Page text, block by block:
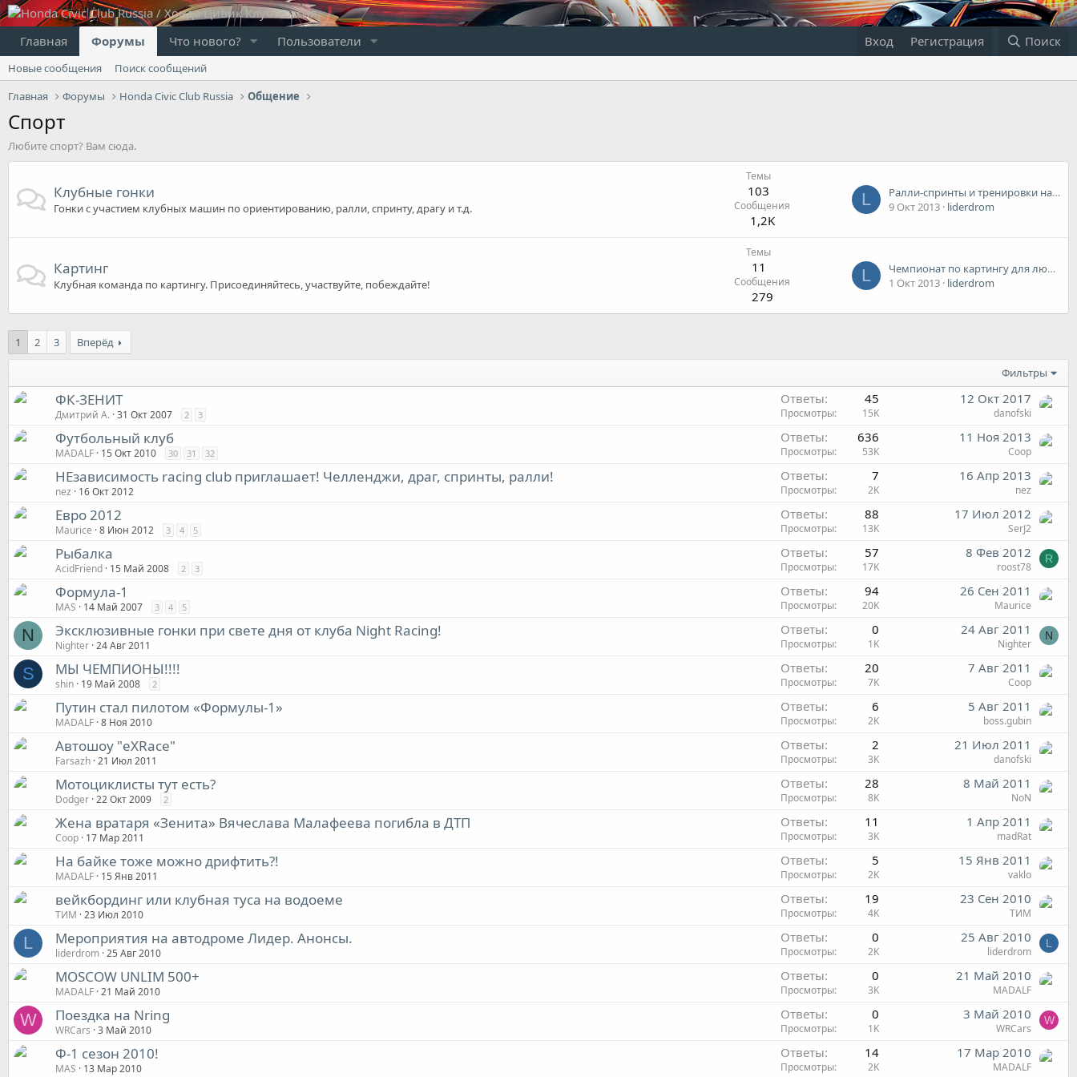
Главная Форумы Что нового? Пользователи Вход Регистрация Поиск
Новые сообщения
Поиск сообщений
Главная
Форумы Honda Civic Club Russia Общение
Спорт
Любите спорт? Вам сюда.
Клубные гонки
Гонки с участием клубных машин по ориентированию, ралли, спринту, драгу и т.д.
Темы
103
Сообщения
1,2K
L
Ралли-спринты и тренировки на Лидере
9 Окт 2013 liderdrom
Картинг
Клубная команда по картингу. Присоединяйтесь, участвуйте, побеждайте!
Темы
11
Сообщения
279
L
Чемпионат по картингу для любителей на автодроме Лидер
1 Окт 2013 liderdrom
1 2 3 Вперёд
Фильтры
ФК-ЗЕНИТ
Дмитрий А. 31 Окт 2007 2 3
Ответы 45
Просмотры 15K
12 Окт 2017
danofski
Футбольный клуб
MADALF 15 Окт 2010 30 31 32
Ответы 636
Просмотры 53K
11 Ноя 2013
Coop
НЕзависимость racing club приглашает! Челленджи, драг, спринты, ралли!
nez 16 Окт 2012
Ответы 7
Просмотры 2K
16 Апр 2013
nez
Евро 2012
Maurice 8 Июн 2012 3 4 5
Ответы 88
Просмотры 13K
17 Июл 2012
SerJ2
Рыбалка
AcidFriend 15 Май 2008 2 3
Ответы 57
Просмотры 17K
8 Фев 2012
roost78
R
Формула-1
MAS 14 Май 2007 3 4 5
Ответы 94
Просмотры 20K
26 Сен 2011
Maurice
N Эксклюзивные гонки при свете дня от клуба Night Racing!
Nighter 24 Авг 2011
Ответы 0
Просмотры 1K
24 Авг 2011
Nighter
N
S МЫ ЧЕМПИОНЫ!!!!
shin 19 Май 2008 2
Ответы 20
Просмотры 7K
7 Авг 2011
Coop
Путин стал пилотом «Формулы-1»
MADALF 8 Ноя 2010
Ответы 6
Просмотры 2K
5 Авг 2011
boss.gubin
Автошоу "eXRace"
Farsazh 21 Июл 2011
Ответы 2
Просмотры 3K
21 Июл 2011
danofski
Мотоциклисты тут есть?
Dodger 22 Окт 2009 2
Ответы 28
Просмотры 8K
8 Май 2011
NoN
Жена вратаря «Зенита» Вячеслава Малафеева погибла в ДТП
Coop 17 Мар 2011
Ответы 11
Просмотры 3K
1 Апр 2011
madRat
На байке тоже можно дрифтить?!
MADALF 15 Янв 2011
Ответы 5
Просмотры 2K
15 Янв 2011
vaklo
вейкбординг или клубная туса на водоеме
ТИМ 23 Июл 2010
Ответы 19
Просмотры 4K
23 Сен 2010
ТИМ
L Мероприятия на автодроме Лидер. Анонсы.
liderdrom 25 Авг 2010
Ответы 0
Просмотры 2K
25 Авг 2010
liderdrom
L
MOSCOW UNLIM 500+
MADALF 21 Май 2010
Ответы 0
Просмотры 3K
21 Май 2010
MADALF
W Поездка на Nring
WRCars 3 Май 2010
Ответы 0
Просмотры 1K
3 Май 2010
WRCars
W
Ф-1 сезон 2010!
MAS 13 Мар 2010
Ответы 14
Просмотры 2K
17 Мар 2010
MADALF